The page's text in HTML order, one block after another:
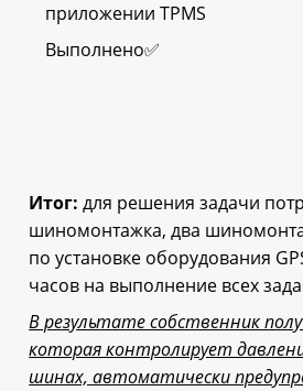
приложении TPMS
Выполнено✅
Итог: для решения задачи
шиномонтажка, два
по установке оборудования
часов на выполнение всех
В результате собственник
которая контролирует
шинах, автоматически